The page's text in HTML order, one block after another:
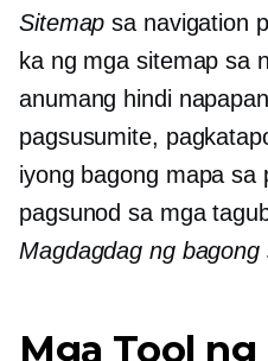
Sitemap sa navigation
ka ng mga sitemap sa
anumang hindi
pagsusumite,
iyong bagong mapa sa
pagsunod sa mga
Magdagdag ng bagong
Mga Tool ng